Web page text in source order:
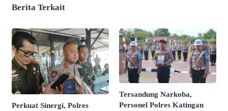
Berita Terkait
Perkuat Sinergi, Polres
Tersandung Narkoba,
Personel Polres Katingan